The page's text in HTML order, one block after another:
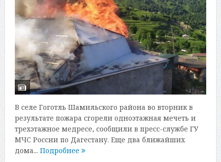
В селе Гоготль Шамильского района во вторник в
результате пожара сгорели одноэтажная мечеть и
трехэтажное медресе, сообщили в пресс-службе ГУ
МЧС России по Дагестану. Еще два ближайших
дома... Подробнее